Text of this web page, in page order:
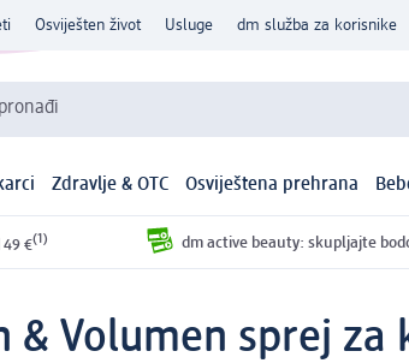
Osviješten život Usluge dm služba za korisnike
Zdravlje & OTC Osviještena prehrana
€(1) dm active beauty: skupljajte
& Volumen sprej za